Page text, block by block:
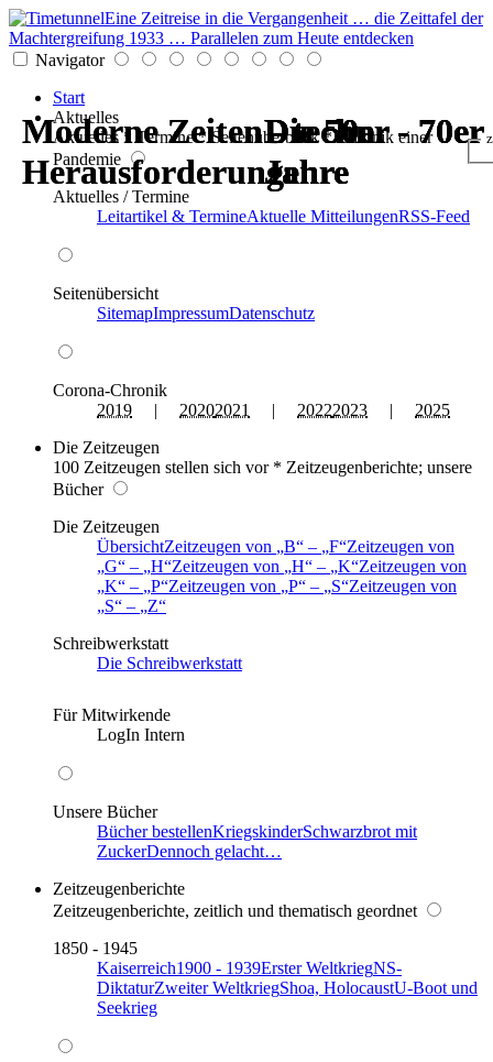
Eine Zeitreise in die Vergangenheit … die Zeittafel der
Machtergreifung 1933 … Parallelen zum Heute entdecken
Navigator
Start
Aktuelles
Aktuelles * Termine * Seitenüberblick * Chronik einer
Pandemie
Aktuelles / Termine
Leitartikel & TermineAktuelle MitteilungenRSS-Feed
Seitenübersicht
SitemapImpressumDatenschutz
Corona-Chronik
2019 | 20202021 | 20222023 | 2025
Die Zeitzeugen
100 Zeitzeugen stellen sich vor * Zeitzeugenberichte; unsere
Bücher
Die Zeitzeugen
ÜbersichtZeitzeugen von B – F Zeitzeugen von
G
– H Zeitzeugen von H – K Zeitzeugen von
K
– P Zeitzeugen von P – S Zeitzeugen von
S
–
Z
Schreibwerkstatt
Die Schreibwerkstatt
Für Mitwirkende
LogIn Intern
Unsere Bücher
Bücher bestellenKriegskinderSchwarzbrot mit
ZuckerDennoch gelacht…
Zeitzeugenberichte
Zeitzeugenberichte, zeitlich und thematisch geordnet
1850 - 1945
Kaiserreich1900 - 1939Erster WeltkriegNS-
DiktaturZweiter WeltkriegShoa, HolocaustU-Boot und
Seekrieg
Die 50er - 70er
Jahre
Moderne Zeiten - techn.
Herausforderungen
Die 50er - 70er
Jahre
Die 50er - 70er
Jahre
Moderne Zeiten - techn.
Herausforderungen
Die 50er - 70er
Jahre